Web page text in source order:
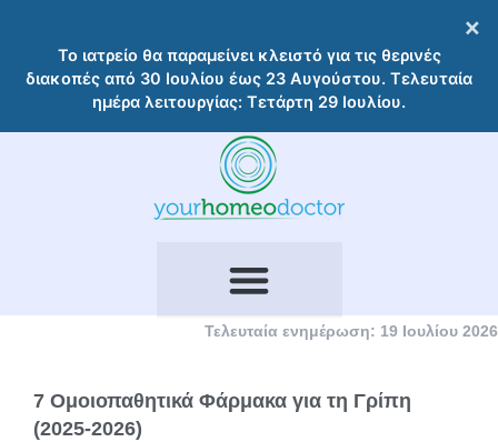
Το ιατρείο θα παραμείνει κλειστό για τις θερινές
διακοπές από 30 Ιουλίου έως 23 Αυγούστου. Τελευταία
ημέρα λειτουργίας: Τετάρτη 29 Ιουλίου.
×
περιεχόμενο
Τελευταία ενημέρωση: 19 Ιουλίου 2026
7 Ομοιοπαθητικά Φάρμακα για τη Γρίπη
(2025-2026)